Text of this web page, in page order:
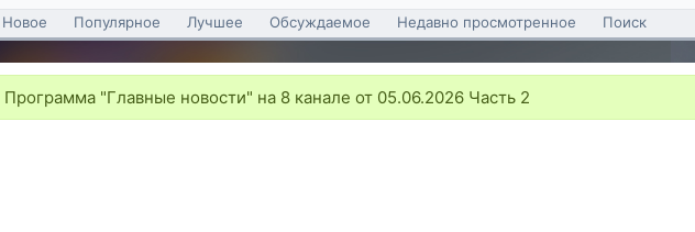
Новое Популярное Лучшее Обсуждаемое Недавно просмотренное Поиск
Программа "Главные новости" на 8 канале от 05.06.2026 Часть 2